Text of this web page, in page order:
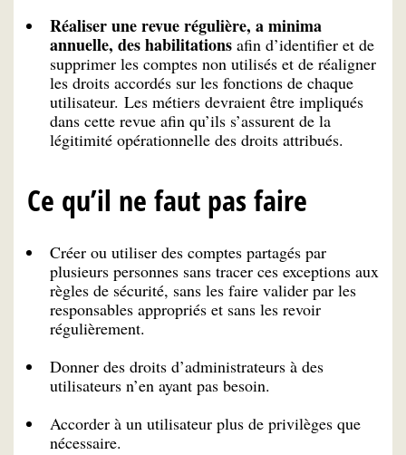
Réaliser une revue régulière, a minima
annuelle, des habilitations afin d’identifier et de
supprimer les comptes non utilisés et de réaligner
les droits accordés sur les fonctions de chaque
utilisateur. Les métiers devraient être impliqués
dans cette revue afin qu’ils s’assurent de la
légitimité opérationnelle des droits attribués.
Ce qu’il ne faut pas faire
Créer ou utiliser des comptes partagés par
plusieurs personnes sans tracer ces exceptions aux
règles de sécurité, sans les faire valider par les
responsables appropriés et sans les revoir
régulièrement.
Donner des droits d’administrateurs à des
utilisateurs n’en ayant pas besoin.
Accorder à un utilisateur plus de privilèges que
nécessaire.